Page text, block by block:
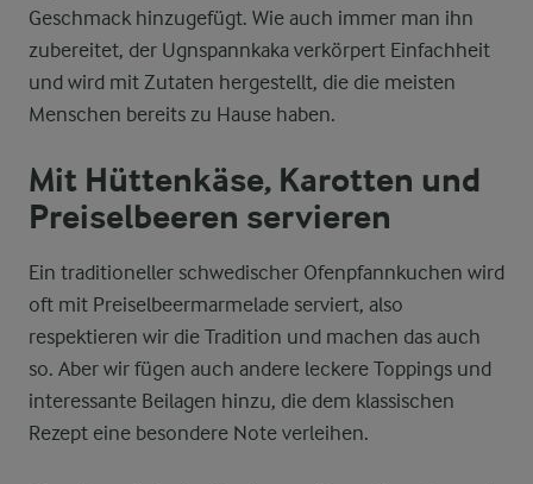
Geschmack hinzugefügt. Wie auch immer man ihn
zubereitet, der Ugnspannkaka verkörpert Einfachheit
und wird mit Zutaten hergestellt, die die meisten
Menschen bereits zu Hause haben.
Mit Hüttenkäse, Karotten und
Preiselbeeren servieren
Ein traditioneller schwedischer Ofenpfannkuchen wird
oft mit Preiselbeermarmelade serviert, also
respektieren wir die Tradition und machen das auch
so. Aber wir fügen auch andere leckere Toppings und
interessante Beilagen hinzu, die dem klassischen
Rezept eine besondere Note verleihen.